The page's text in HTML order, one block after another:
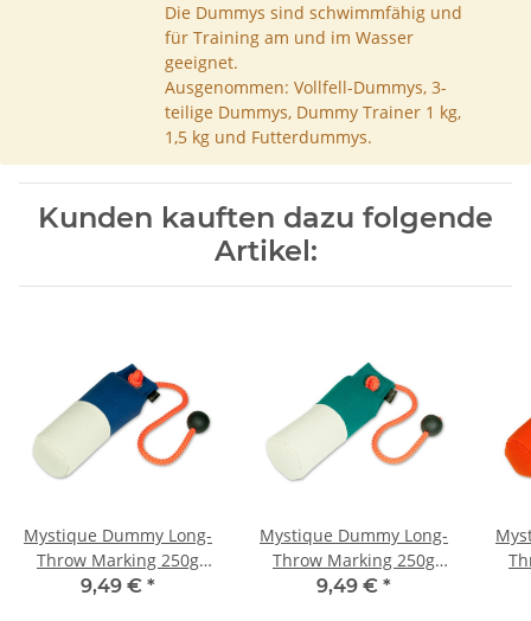
Die Dummys sind schwimmfähig und
für Training am und im Wasser
geeignet.
Ausgenommen: Vollfell-Dummys, 3-
teilige Dummys, Dummy Trainer 1 kg,
1,5 kg und Futterdummys.
Kunden kauften dazu folgende
Artikel:
Mystique Dummy Long-
Throw Marking 250g
weiß / blau
9,49 € *
Mystique Dummy Long-
Throw Marking 250g
weiß / grün
9,49 € *